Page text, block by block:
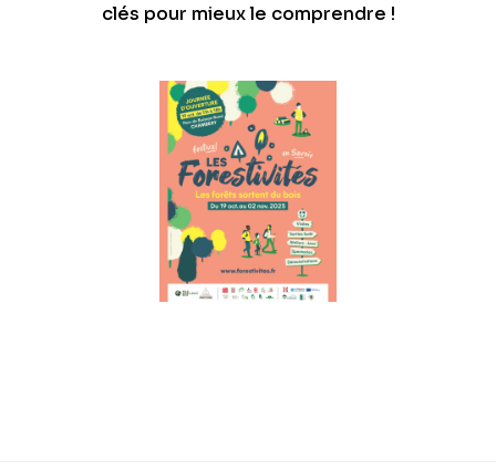
clés pour mieux le comprendre !